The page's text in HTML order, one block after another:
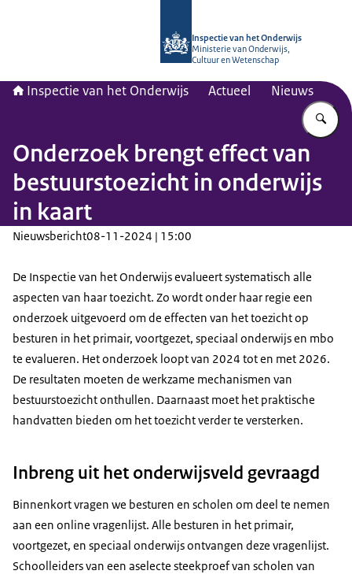
Inspectie van het Onderwijs
Ministerie van Onderwijs,
Cultuur en Wetenschap
Inspectie van het Onderwijs Actueel Nieuws
Onderzoek brengt effect van
bestuurstoezicht in onderwijs
in kaart
Nieuwsbericht08-11-2024 | 15:00
De Inspectie van het Onderwijs evalueert systematisch alle
aspecten van haar toezicht. Zo wordt onder haar regie een
onderzoek uitgevoerd om de effecten van het toezicht op
besturen in het primair, voortgezet, speciaal onderwijs en mbo
te evalueren. Het onderzoek loopt van 2024 tot en met 2026.
De resultaten moeten de werkzame mechanismen van
bestuurstoezicht onthullen. Daarnaast moet het praktische
handvatten bieden om het toezicht verder te versterken.
Inbreng uit het onderwijsveld gevraagd
Binnenkort vragen we besturen en scholen om deel te nemen
aan een online vragenlijst. Alle besturen in het primair,
voortgezet, en speciaal onderwijs ontvangen deze vragenlijst.
Schoolleiders van een aselecte steekproef van scholen van